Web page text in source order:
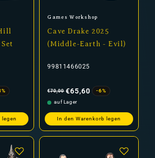
legen
Anbieter:
Games Workshop
Cave Drake 2025
(Middle-Earth - Evil)
99811466025
Preis
€70,00 €65,60
-6%
auf Lager
In den Warenkorb legen